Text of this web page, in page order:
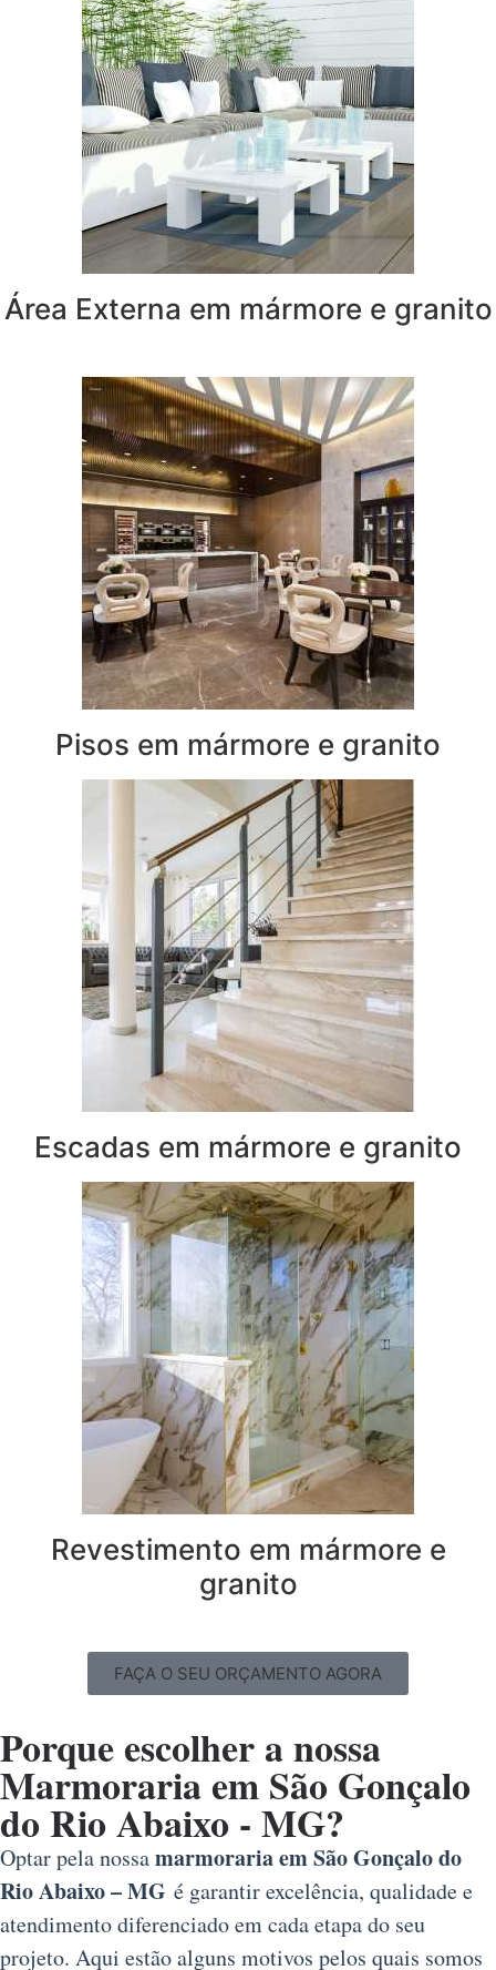
Área Externa em mármore e granito
Pisos em mármore e granito
Escadas em mármore e granito
Revestimento em mármore e
granito
FAÇA O SEU ORÇAMENTO AGORA
Porque escolher a nossa
Marmoraria em São Gonçalo
do Rio Abaixo - MG?
Optar pela nossamarmoraria em São Gonçalo do
Rio Abaixo – MG é garantir excelência, qualidade e
atendimento diferenciado em cada etapa do seu
projeto. Aqui estão alguns motivos pelos quais somos